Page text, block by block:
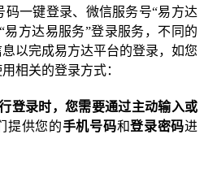
一键登录、微信服务号“易方达
方达易服务”登录服务，不同的
以完成易方达平台的登录， 如您
相关的登录方式：
登录时，您需要通过主动输入或
提供您的手机号码和登录密码进